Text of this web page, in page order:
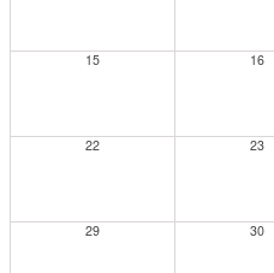
15 16
22 23
29 30